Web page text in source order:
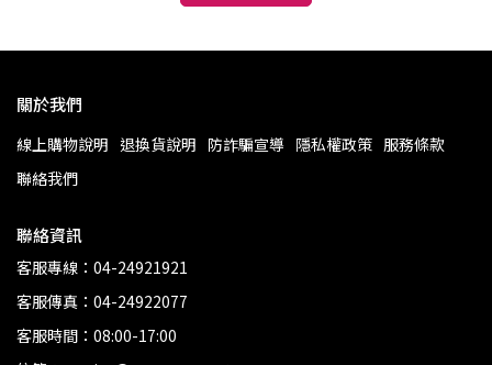
關於我們
線上購物說明 退換貨說明 防詐騙宣導 隱私權政策 服務條款
聯絡我們
聯絡資訊
客服專線：04-24921921
客服傳真：04-24922077
客服時間：08:00-17:00